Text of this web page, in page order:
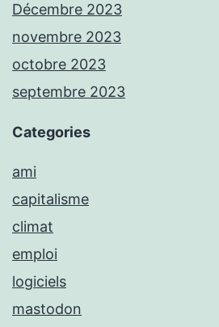
Décembre 2023
novembre 2023
octobre 2023
septembre 2023
Categories
ami
capitalisme
climat
emploi
logiciels
mastodon